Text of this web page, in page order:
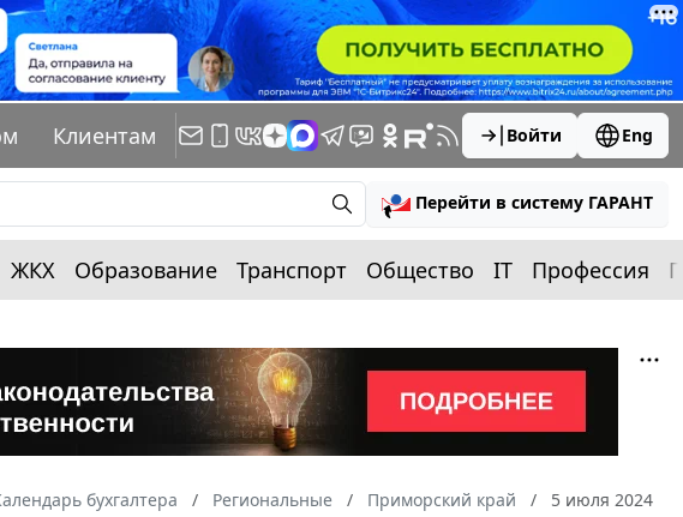
Клиентам Войти Eng
Перейти в систему ГАРАНТ
ЖКХ Образование Транспорт Общество IT Профессия
бухгалтера Региональные Приморский край 5 июля 2024